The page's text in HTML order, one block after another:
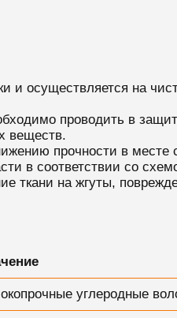
и осуществляется на
проводить в
веществ.
прочности в месте
в соответствии со
ткани на жгуты,
углеродные